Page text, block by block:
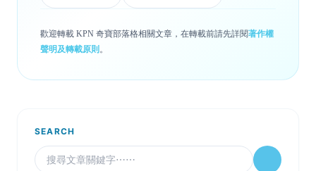
歡迎轉載 KPN 奇寶部落格相關文章，在轉載前請先詳閱著作權
聲明及轉載原則 。
SEARCH